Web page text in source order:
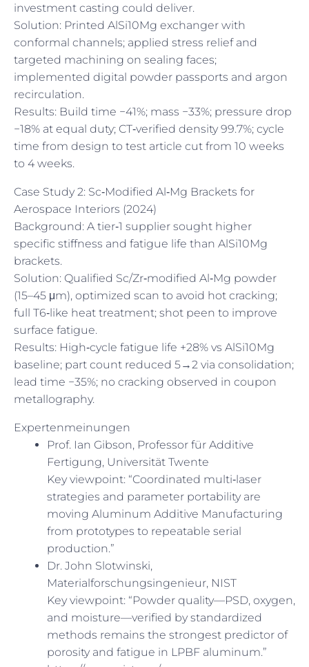
investment casting could deliver.
Solution: Printed AlSi10Mg exchanger with
conformal channels; applied stress relief and
targeted machining on sealing faces;
implemented digital powder passports and argon
recirculation.
Results: Build time −41%; mass −33%; pressure drop
−18% at equal duty; CT‑verified density 99.7%; cycle
time from design to test article cut from 10 weeks
to 4 weeks.
Case Study 2: Sc‑Modified Al‑Mg Brackets for
Aerospace Interiors (2024)
Background: A tier‑1 supplier sought higher
specific stiffness and fatigue life than AlSi10Mg
brackets.
Solution: Qualified Sc/Zr‑modified Al‑Mg powder
(15–45 μm), optimized scan to avoid hot cracking;
full T6‑like heat treatment; shot peen to improve
surface fatigue.
Results: High‑cycle fatigue life +28% vs AlSi10Mg
baseline; part count reduced 5→2 via consolidation;
lead time −35%; no cracking observed in coupon
metallography.
Expertenmeinungen
Prof. Ian Gibson, Professor für Additive
Fertigung, Universität Twente
Key viewpoint: “Coordinated multi‑laser
strategies and parameter portability are
moving Aluminum Additive Manufacturing
from prototypes to repeatable serial
production.”
Dr. John Slotwinski,
Materialforschungsingenieur, NIST
Key viewpoint: “Powder quality—PSD, oxygen,
and moisture—verified by standardized
methods remains the strongest predictor of
porosity and fatigue in LPBF aluminum.”